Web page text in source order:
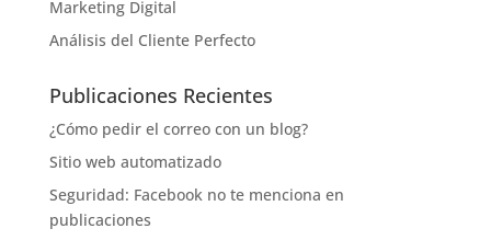
Marketing Digital
Análisis del Cliente Perfecto
Publicaciones Recientes
¿Cómo pedir el correo con un blog?
Sitio web automatizado
Seguridad: Facebook no te menciona en
publicaciones